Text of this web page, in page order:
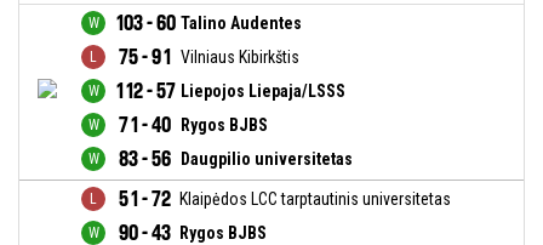
103 - 60 Talino Audentes
75 - 91 Vilniaus Kibirkštis
112 - 57 Liepojos Liepaja/LSSS
71 - 40 Rygos BJBS
83 - 56 Daugpilio universitetas
51 - 72 Klaipėdos LCC tarptautinis universitetas
90 - 43 Rygos BJBS